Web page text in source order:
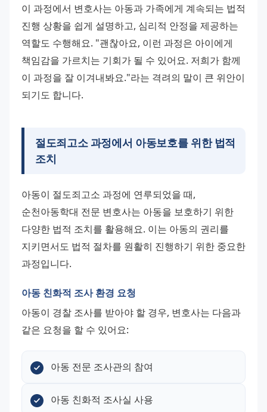
이 과정에서 변호사는 아동과 가족에게 계속되는 법적
진행 상황을 쉽게 설명하고, 심리적 안정을 제공하는
역할도 수행해요. "괜찮아요, 이런 과정은 아이에게
책임감을 가르치는 기회가 될 수 있어요. 저희가 함께
이 과정을 잘 이겨내봐요."라는 격려의 말이 큰 위안이
되기도 합니다.
절도죄고소 과정에서 아동보호를 위한 법적
조치
아동이 절도죄고소 과정에 연루되었을 때,
순천아동학대 전문 변호사는 아동을 보호하기 위한
다양한 법적 조치를 활용해요. 이는 아동의 권리를
지키면서도 법적 절차를 원활히 진행하기 위한 중요한
과정입니다.
아동 친화적 조사 환경 요청
아동이 경찰 조사를 받아야 할 경우, 변호사는 다음과
같은 요청을 할 수 있어요:
아동 전문 조사관의 참여
아동 친화적 조사실 사용